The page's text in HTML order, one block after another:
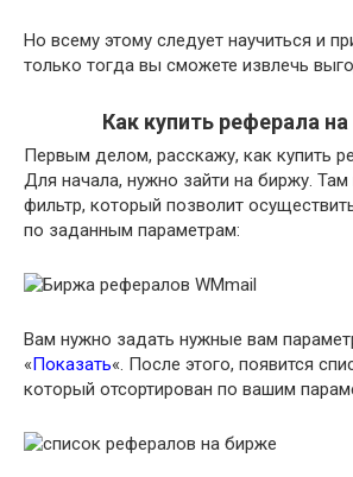
Но всему этому следует научиться и
только тогда вы сможете извлечь
Как купить реферала
Первым делом, расскажу, как купить
Для начала, нужно зайти на биржу. Там
фильтр, который позволит
по заданным параметрам:
Вам нужно задать нужные вам
«Показать«. После этого, появится
который отсортирован по вашим